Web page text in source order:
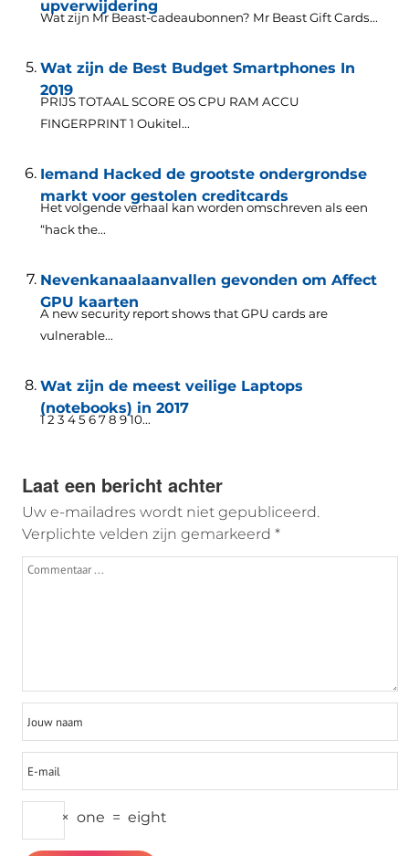
upverwijdering
Wat zijn Mr Beast-cadeaubonnen? Mr Beast Gift Cards...
Wat zijn de Best Budget Smartphones In
2019
PRIJS TOTAAL SCORE OS CPU RAM ACCU
FINGERPRINT 1 Oukitel...
Iemand Hacked de grootste ondergrondse
markt voor gestolen creditcards
Het volgende verhaal kan worden omschreven als een
“hack the...
Nevenkanaalaanvallen gevonden om Affect
GPU kaarten
A new security report shows that GPU cards are
vulnerable...
Wat zijn de meest veilige Laptops
(notebooks) in 2017
1 2 3 4 5 6 7 8 9 10...
Laat een bericht achter
Uw e-mailadres wordt niet gepubliceerd.
Verplichte velden zijn gemarkeerd *
× one = eight